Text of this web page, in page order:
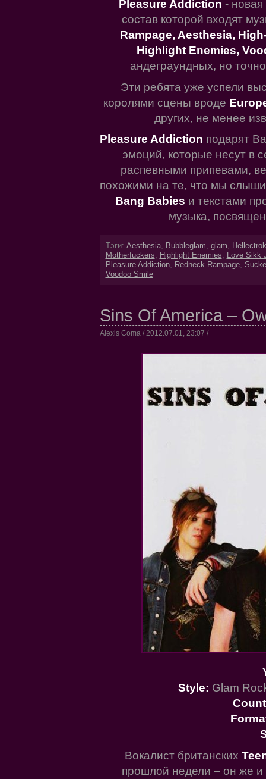
Pleasure Addiction -
состав которой входят
Rampage, Aesthesia,
Highlight Enemies,
андеграундных, но
Эти ребята уже успели
королями сцены вроде
других, не менее
Pleasure Addiction подарят
эмоций, которые несут в
распевными припевами,
похожими на те, что мы
Bang Babies и текстами
музыка,
Тэги: Aesthesia, Bubbleglam glam
Motherfuckers
Highlight Enemies
Love Sikk
Pleasure Addiction, Redneck Rampage,
Voodoo Smile
Sins Of America –
Alexis Coma / 2012.07.01, 23:07 /
Style: Glam
Вокалист британских
прошлой недели – он же и